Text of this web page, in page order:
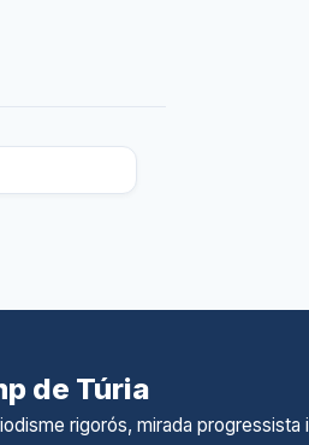
de Túria
rigorós, mirada progressista i